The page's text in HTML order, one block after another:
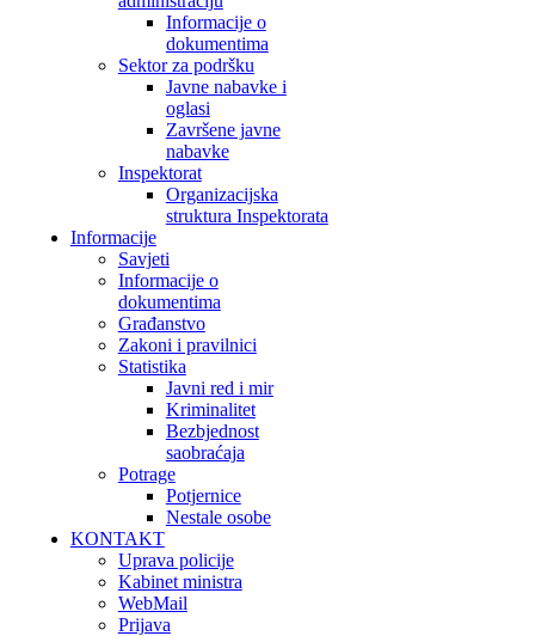
Informacije o
dokumentima
Sektor za podršku
Javne nabavke i
oglasi
Završene javne
nabavke
Inspektorat
Organizacijska
struktura Inspektorata
Informacije
Savjeti
Informacije o
dokumentima
Građanstvo
Zakoni i pravilnici
Statistika
Javni red i mir
Kriminalitet
Bezbjednost
saobraćaja
Potrage
Potjernice
Nestale osobe
KONTAKT
Uprava policije
Kabinet ministra
WebMail
Prijava